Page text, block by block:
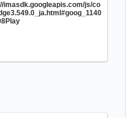
imasdk.googleapis.com/js/co